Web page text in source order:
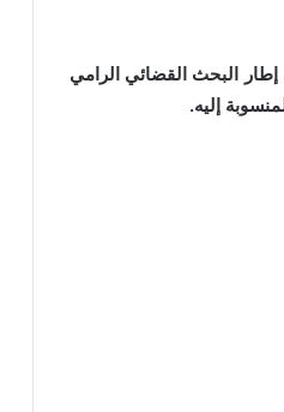
إطار البحث القضائي الرامي
إليه.